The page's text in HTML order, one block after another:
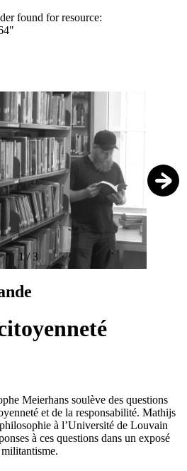
found for resource:
1 /3
Meierhans soulève des questions
et de la responsabilité. Mathijs
à l’Université de Louvain
à ces questions dans un exposé